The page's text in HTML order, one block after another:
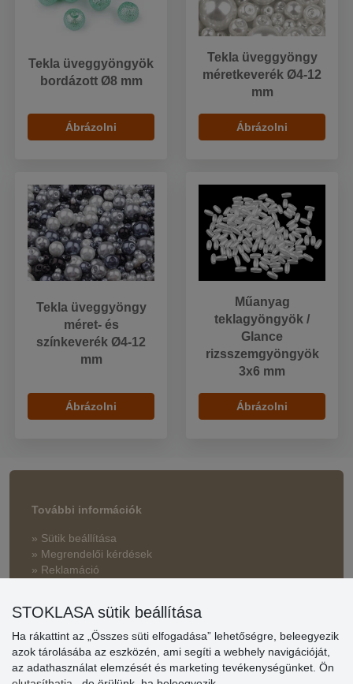
Tekla üveggyöngyök
bordázott Ø8 mm
Ábrázolni
Tekla üveggyöngy
méretkeverék Ø4-12
mm
Ábrázolni
Tekla üveggyöngy
méret- és
színkeverék Ø4-12
mm
Ábrázolni
Műanyag
teklagyöngyök /
Glance
rizsszemgyöngyök
3x6 mm
Ábrázolni
További információk
» Sütik beállítása
» Megrendelői kérdések
» Reklamáció
» Kedvezmények és jutalmak nagykereskedelmi
vásárlóinknak
» Súgó
STOKLASA sütik beállítása
Ha rákattint az „Összes süti elfogadása” lehetőségre, beleegyezik
azok tárolásába az eszközén, ami segíti a webhely navigációját,
az adathasználat elemzését és marketing tevékenységünket. Ön